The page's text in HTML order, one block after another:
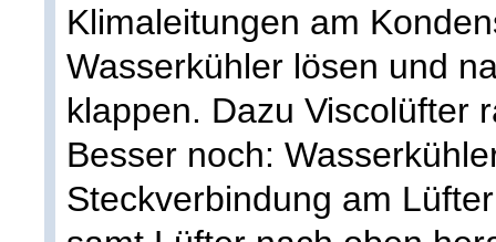
Klimaleitungen am
Wasserkühler lösen und
klappen. Dazu Viscolüfter
Besser noch:
Steckverbindung am